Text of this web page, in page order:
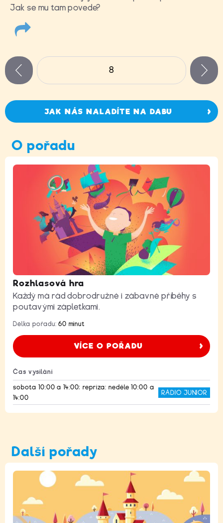
Jak se mu tam povede?
Stránky
8
JAK NÁS NALADÍTE NA DABU
O pořadu
Rozhlasová hra
Každý má rád dobrodružné i zábavné příběhy s
poutavými zápletkami.
Délka pořadu:60 minut
VÍCE O POŘADU
Čas vysílání
sobota 10:00 a 14:00; repríza: neděle 10:00 a
14:00
RÁDIO JUNIOR
Další pořady